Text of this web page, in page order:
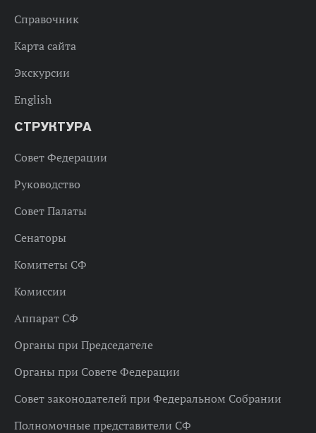
Справочник
Карта сайта
Экскурсии
English
СТРУКТУРА
Совет Федерации
Руководство
Совет Палаты
Сенаторы
Комитеты СФ
Комиссии
Аппарат СФ
Органы при Председателе
Органы при Совете Федерации
Совет законодателей при Федеральном Собрании
Полномочные представители СФ